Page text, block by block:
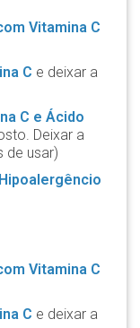
Vitamina C
C e deixar a
C e Ácido
Deixar a
de usar)
Vitamina C
C e deixar a